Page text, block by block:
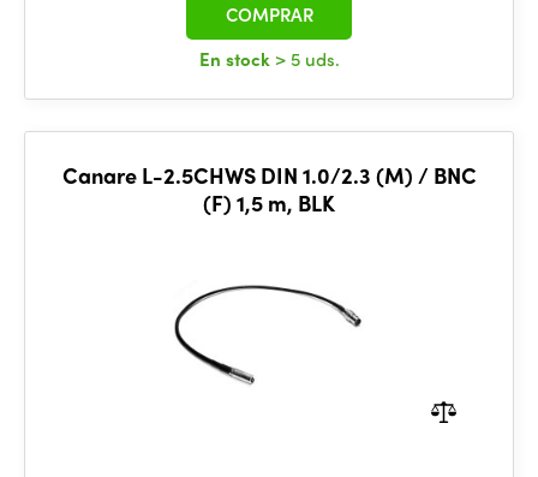
En stock > 5 uds.
COMPRAR
Canare L-2.5CHWS DIN 1.0/2.3 (M) / BNC
(F) 1,5 m, BLK